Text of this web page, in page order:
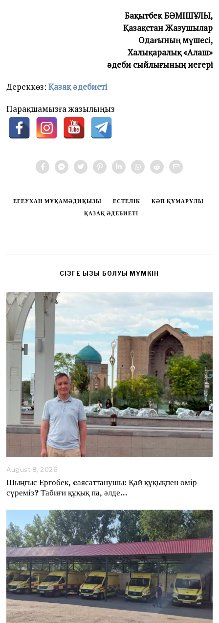
Бақытбек БӘМІШҰЛЫ,
Қазақ­стан Жазушылар
Одағының мүшесі,
Халықаралық «Алаш»
әдеби сыйлығының иегері
Дереккөз:Қазақ әдебиеті
Парақшамызға жазылыңыз
ЕГЕУХАН МҰҚАМӘДИҚЫЗЫ ЕСТЕЛІК
КӘП ҚҰМАРҰЛЫ
ҚАЗАҚ ӘДЕБИЕТІ
CІЗГЕ ҚЫЗЫҚ БОЛУЫ МҮМКІН
August 8, 2026
u
g
u
t
8
,
2
0
2
6
Шыңғыс Ергөбек, cаясаттанушы: Қай құқықпен өмір
сүреміз? Табиғи құқық па, әлде…